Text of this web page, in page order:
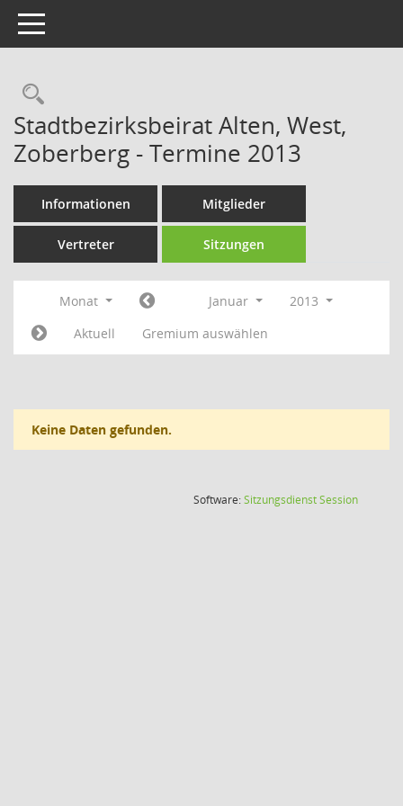
Toggle navigation
Rechercheauswahl
Stadtbezirksbeirat Alten, West,
Zoberberg - Termine 2013
Informationen Mitglieder
Vertreter Sitzungen
Monat Januar
2013
Aktuell
Gremium auswählen
Keine Daten gefunden.
Software:SitzungsdienstSession(Wird in